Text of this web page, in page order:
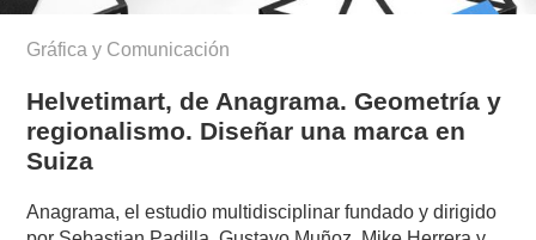
Gráfica y Comunicación
Helvetimart, de Anagrama. Geometría y
regionalismo. Diseñar una marca en
Suiza
Anagrama, el estudio multidisciplinar fundado y dirigido